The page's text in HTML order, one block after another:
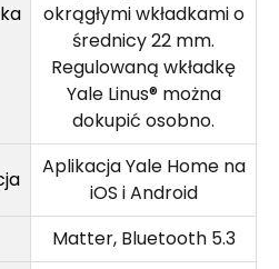
okrągłymi wkładkami o
średnicy 22 mm.
Regulowaną wkładkę
Yale Linus® można
dokupić osobno.
Aplikacja Yale Home na
iOS i Android
Matter, Bluetooth 5.3